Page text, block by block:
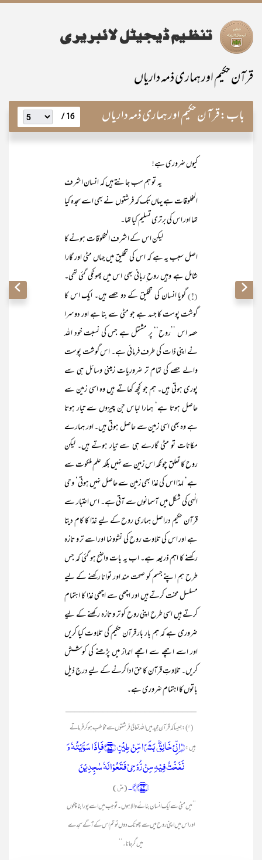
قرآن حکیم اور ہماری ذمہ داریاں
باب:قرآ ن حکیم اور ہماری ذمہ داریاں 16 /
کیوں ضروری ہے!
یہ تو ہم سب جانتے ہیں کہ انسان اشرف
المخلوقات ہے یہاں تک کہ فرشتوں نے بھی اسے سجدہ کیا
تھا اور اس کی برتری تسلیم کیا تھا۔
لیکن اس کے اشرف المخلوقات ہونے کا
اصل سبب یہ ہے کہ اس کی تخلیق میں جہاں مٹی اور گارا
شامل ہے وہیں روح ِربانی بھی اس میں پھونکی گئی تھی۔
(۱) گویا انسان کی تخلیق کے دو حصے ہیں۔ ایک اس کا
گوشت پوست کا جسد ہے جو مٹی سے بنا ہے اور دوسرا
حصہ اس ’’روح‘‘ پر مشتمل ہے جس کی نسبت خود اللہ
نے اپنی ذات کی طرف فرمائی ہے۔ اس گوشت پوست
والے حصے کی تمام تر ضروریات زمینی وسائل ہی سے
پوری ہوتی ہیں۔ ہم جو کچھ کھاتے ہیں وہ اسی زمین سے
حاصل ہوتا ہے‘ ہمارا لباس جن چیزوں سے تیار ہوتا
ہے وہ بھی اسی زمین سے حاصل ہوتی ہیں۔ اور ہمارے
مکانات تو مٹی گارے ہی سے تیار ہوتے ہیں۔ لیکن
روح کا تعلق چونکہ اس زمین سے نہیں بلکہ علم ملکوت سے
ہے‘ لہذا اس کی غذا بھی زمین سے حاصل نہیں ہوتی‘ وحی
الٰہی کی شکل میں آسمانوں سے آتی ہے۔ اس اعتبار سے
قرآن حکیم دراصل ہماری روح کے لیے غذا کا کام دیتا
ہے اور اس کی تلاوت روح کی نشوونما اور اسے تر و تازہ
رکھنے کا اہم ذریعہ ہے۔ اب یہ بات واضح ہو گئی کہ جس
طرح ہم اپنے جسم کو صحت مند اور توانا رکھنے کے لیے
مسلسل محنت کرتے ہیں اور اچھی سے اچھی غذا کا اہتمام
کرتے ہیں اسی طرح اپنی روح کو تر و تازہ رکھنے کے لیے
ضروری ہے کہ ہم بار بار قرآن حکیم کی تلاوت کیا کریں
اور اسے اچھے سے اچھے انداز میں پڑھنے کی کوشش
کریں۔ تلاوتِ قرآن کا حق ادا کرنے کے لیے درج ذیل
باتوں کا اہتمام ضروری ہے۔
____________________________
(۱): جیسا کہ قرآن مجید میں اللہ تعالیٰ فرشتوں سے مخاطب ہو کر فرماتے
ہیں:
﴿ اِنِّیۡ خَالِقٌۢ بَشَرًا مِّنۡ طِیۡنٍ ﴿۷۱﴾فَاِذَا سَوَّیۡتُہٗ وَ
نَفَخۡتُ فِیۡہِ مِنۡ رُّوۡحِیۡ فَقَعُوۡا لَہٗ سٰجِدِیۡنَ
﴿۷۲﴾﴾۔
(صٓ)
’’ میں مٹی سے ایک انسان بنانے والا ہوں ۔تو جب میں اسے پورا بنا چکوں
اور اس میں اپنی روح میں سے پھونک دوں تو تم اس کےآگے سجدے
میں گر جانا۔‘‘